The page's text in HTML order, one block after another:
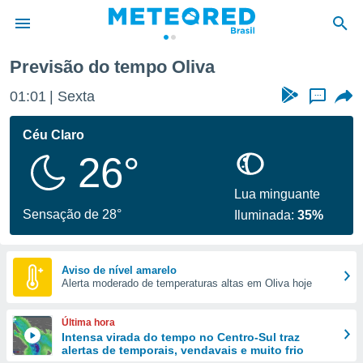
da
fornecidas
a este
das
e
forma
digital
Previsão do tempo Oliva
01:01 Sexta ...
Céu Claro
26°
Sensação de 28°
Lua minguante
Iluminada:35%
Aviso de nível amarelo
Alerta moderado de temperaturas altas em Oliva hoje
Última hora
Intensa virada do tempo no Centro-Sul traz
alertas de temporais, vendavais e muito frio